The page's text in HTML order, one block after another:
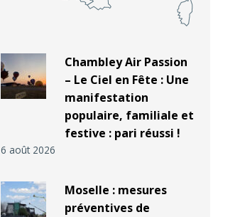
Chambley Air Passion
– Le Ciel en Fête : Une
manifestation
populaire, familiale et
festive : pari réussi !
6 août 2026
Moselle : mesures
préventives de